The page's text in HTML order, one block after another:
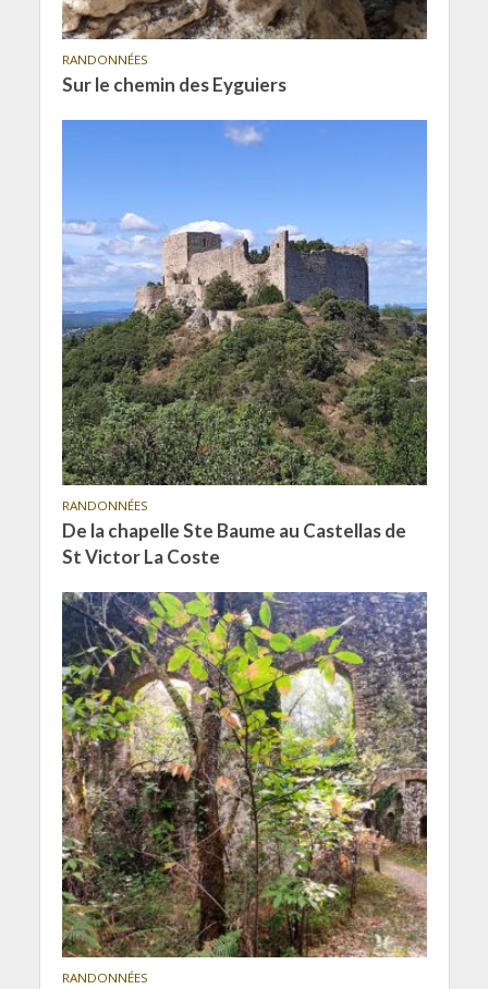
RANDONNÉES
Sur le chemin des Eyguiers
RANDONNÉES
De la chapelle Ste Baume au Castellas de
St Victor La Coste
RANDONNÉES